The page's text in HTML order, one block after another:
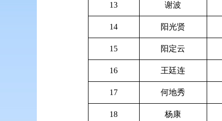
13 谢波
14 阳光贤
15 阳定云
16 王廷连
17 何地秀
18 杨康